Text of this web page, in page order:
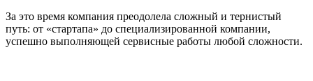
За это время компания преодолела сложный и тернистый
путь: от «стартапа» до специализированной компании,
успешно выполняющей сервисные работы любой сложности.